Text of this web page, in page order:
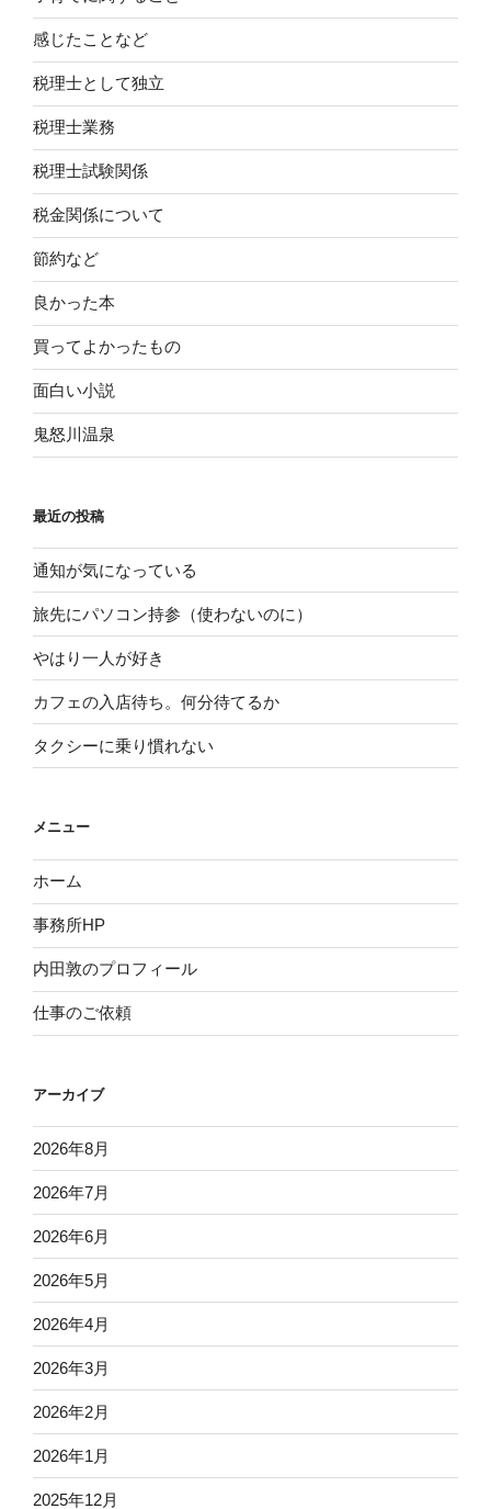
感じたことなど
税理士として独立
税理士業務
税理士試験関係
税金関係について
節約など
良かった本
買ってよかったもの
面白い小説
鬼怒川温泉
最近の投稿
通知が気になっている
旅先にパソコン持参（使わないのに）
やはり一人が好き
カフェの入店待ち。何分待てるか
タクシーに乗り慣れない
メニュー
ホーム
事務所HP
内田敦のプロフィール
仕事のご依頼
アーカイブ
2026年8月
2026年7月
2026年6月
2026年5月
2026年4月
2026年3月
2026年2月
2026年1月
2025年12月